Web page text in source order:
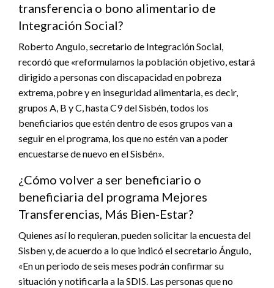
transferencia o bono alimentario de
Integración Social?
Roberto Angulo, secretario de Integración Social,
recordó que «reformulamos la población objetivo, estará
dirigido a personas con discapacidad en pobreza
extrema, pobre y en inseguridad alimentaria, es decir,
grupos A, B y C, hasta C9 del Sisbén, todos los
beneficiarios que estén dentro de esos grupos van a
seguir en el programa, los que no estén van a poder
encuestarse de nuevo en el Sisbén».
¿Cómo volver a ser beneficiario o
beneficiaria del programa Mejores
Transferencias, Más Bien-Estar?
Quienes así lo requieran, pueden solicitar la encuesta del
Sisben y, de acuerdo a lo que indicó el secretario Ángulo,
«En un periodo de seis meses podrán confirmar su
situación y notificarla a la SDIS. Las personas que no